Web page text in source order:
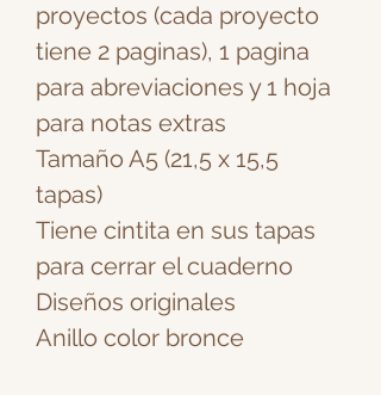
proyectos (cada proyecto
tiene 2 paginas), 1 pagina
para abreviaciones y 1 hoja
para notas extras
Tamaño A5 (21,5 x 15,5
tapas)
Tiene cintita en sus tapas
para cerrar el cuaderno
Diseños originales
Anillo color bronce